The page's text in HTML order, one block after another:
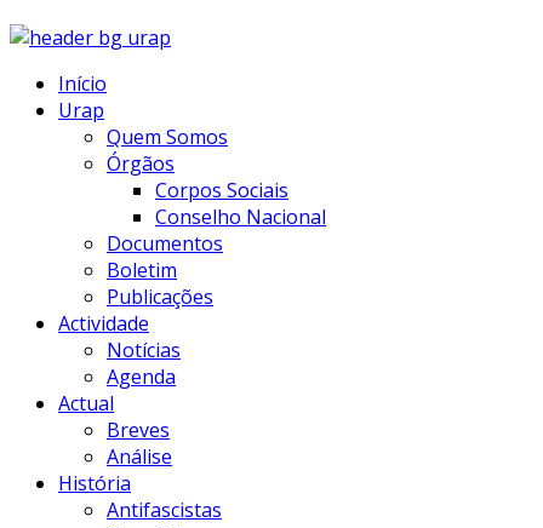
Início
Urap
Quem Somos
Órgãos
Corpos Sociais
Conselho Nacional
Documentos
Boletim
Publicações
Actividade
Notícias
Agenda
Actual
Breves
Análise
História
Antifascistas